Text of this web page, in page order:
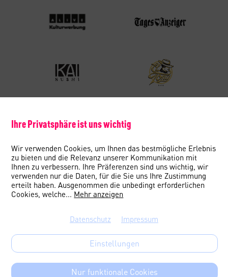
Ihre Privatsphäre ist uns wichtig
Wir verwenden Cookies, um Ihnen das bestmögliche Erlebnis
zu bieten und die Relevanz unserer Kommunikation mit
Ihnen zu verbessern. Ihre Präferenzen sind uns wichtig, wir
verwenden nur die Daten, für die Sie uns Ihre Zustimmung
erteilt haben. Ausgenommen die unbedingt erforderlichen
Cookies, welche... Mehr anzeigen
Datenschutz Impressum
Einstellungen
Nur funktionale Cookies